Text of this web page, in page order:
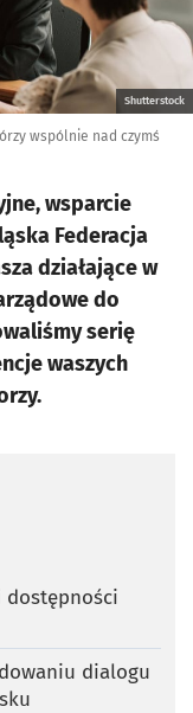
Shutterstock
wspólnie nad czymś
wsparcie
Federacja
działające w
do
serię
waszych
dostępności
dialogu